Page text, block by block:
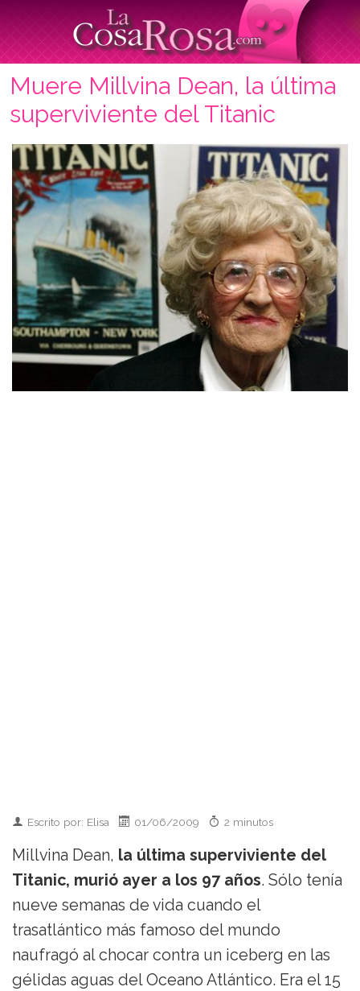
Muere Millvina Dean, la última
superviviente del Titanic
Escrito por: Elisa 01/06/2009 2 minutos
Millvina Dean, la última superviviente del
Titanic, murió ayer a los 97 años. Sólo tenía
nueve semanas de vida cuando el
trasatlántico más famoso del mundo
naufragó al chocar contra un iceberg en las
gélidas aguas del Oceano Atlántico. Era el 15